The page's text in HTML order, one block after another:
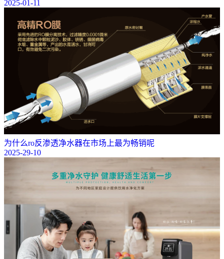
2025-01-11
为什么ro反渗透净水器在市场上最为畅销呢
2025-29-10